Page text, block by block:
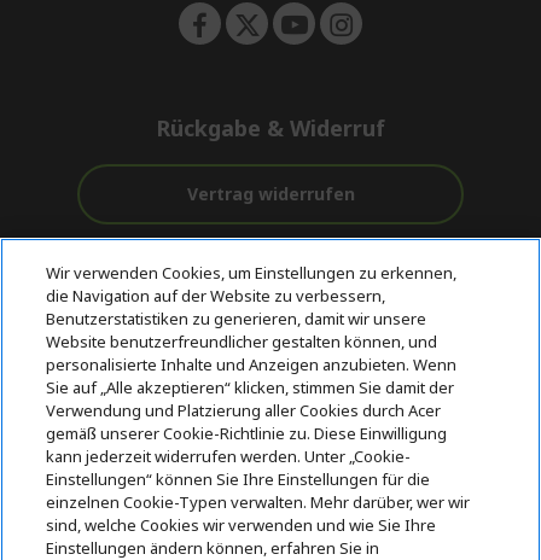
Rückgabe & Widerruf
Vertrag widerrufen
Kostenloser
Versand
vor und nach
dem Kauf
Zahlung
© 2026 Acer Inc.
CPYou BV ist der autorisierte Wiederverkäufer und Händler der
Produkte und Dienstleistungen, die in diesem Shop angeboten
werden.
Wir verwenden Cookies, um Einstellungen zu erkennen,
die Navigation auf der Website zu verbessern,
Benutzerstatistiken zu generieren, damit wir unsere
Website benutzerfreundlicher gestalten können, und
personalisierte Inhalte und Anzeigen anzubieten. Wenn
Sie auf „Alle akzeptieren“ klicken, stimmen Sie damit der
Verwendung und Platzierung aller Cookies durch Acer
gemäß unserer Cookie-Richtlinie zu. Diese Einwilligung
kann jederzeit widerrufen werden. Unter „Cookie-
Einstellungen“ können Sie Ihre Einstellungen für die
einzelnen Cookie-Typen verwalten. Mehr darüber, wer wir
sind, welche Cookies wir verwenden und wie Sie Ihre
Einstellungen ändern können, erfahren Sie in